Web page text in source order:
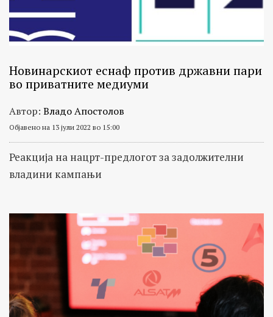
Новинарскиот еснаф против државни пари
во приватните медиуми
Автор: Владо Апостолов
Објавено на 13 јули 2022 во 15:00
Реакција на нацрт-предлогот за задолжителни
владини кампањи